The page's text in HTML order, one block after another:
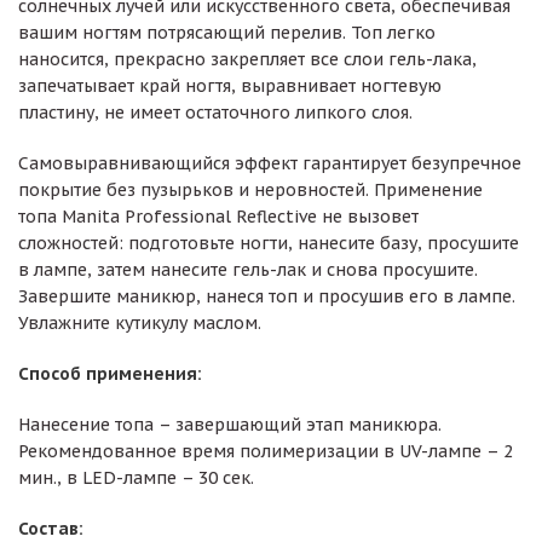
солнечных лучей или искусственного света, обеспечивая
вашим ногтям потрясающий перелив. Топ легко
наносится, прекрасно закрепляет все слои гель-лака,
запечатывает край ногтя, выравнивает ногтевую
пластину, не имеет остаточного липкого слоя.
Самовыравнивающийся эффект гарантирует безупречное
покрытие без пузырьков и неровностей. Применение
топа Manita Professional Reflective не вызовет
сложностей: подготовьте ногти, нанесите базу, просушите
в лампе, затем нанесите гель-лак и снова просушите.
Завершите маникюр, нанеся топ и просушив его в лампе.
Увлажните кутикулу маслом.
Способ применения:
Нанесение топа – завершающий этап маникюра.
Рекомендованное время полимеризации в UV-лампе – 2
мин., в LED-лампе – 30 сек.
Состав: